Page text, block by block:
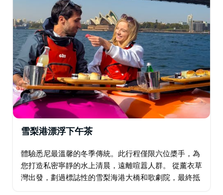
雪梨港漂浮下午茶
體驗悉尼最溫馨的冬季傳統。此行程僅限六位槳手，為
您打造私密寧靜的水上清晨，遠離喧囂人群。 從薰衣草
灣出發，劃過標誌性的雪梨海港大橋和歌劇院，最終抵